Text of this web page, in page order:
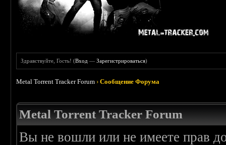
Здравствуйте, Гость! (Вход —Зарегистрироваться)
Metal Torrent Tracker Forum ›Сообщение Форума
Metal Torrent Tracker Forum
Вы не вошли или не имеете прав